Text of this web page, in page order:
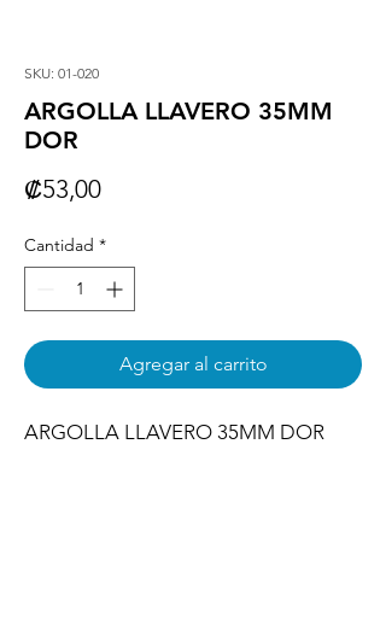
SKU: 01-020
ARGOLLA LLAVERO 35MM
DOR
₡53,00Precio
Cantidad *
Agregar al carrito
ARGOLLA LLAVERO 35MM DOR